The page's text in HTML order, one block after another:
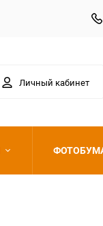
Личный кабинет